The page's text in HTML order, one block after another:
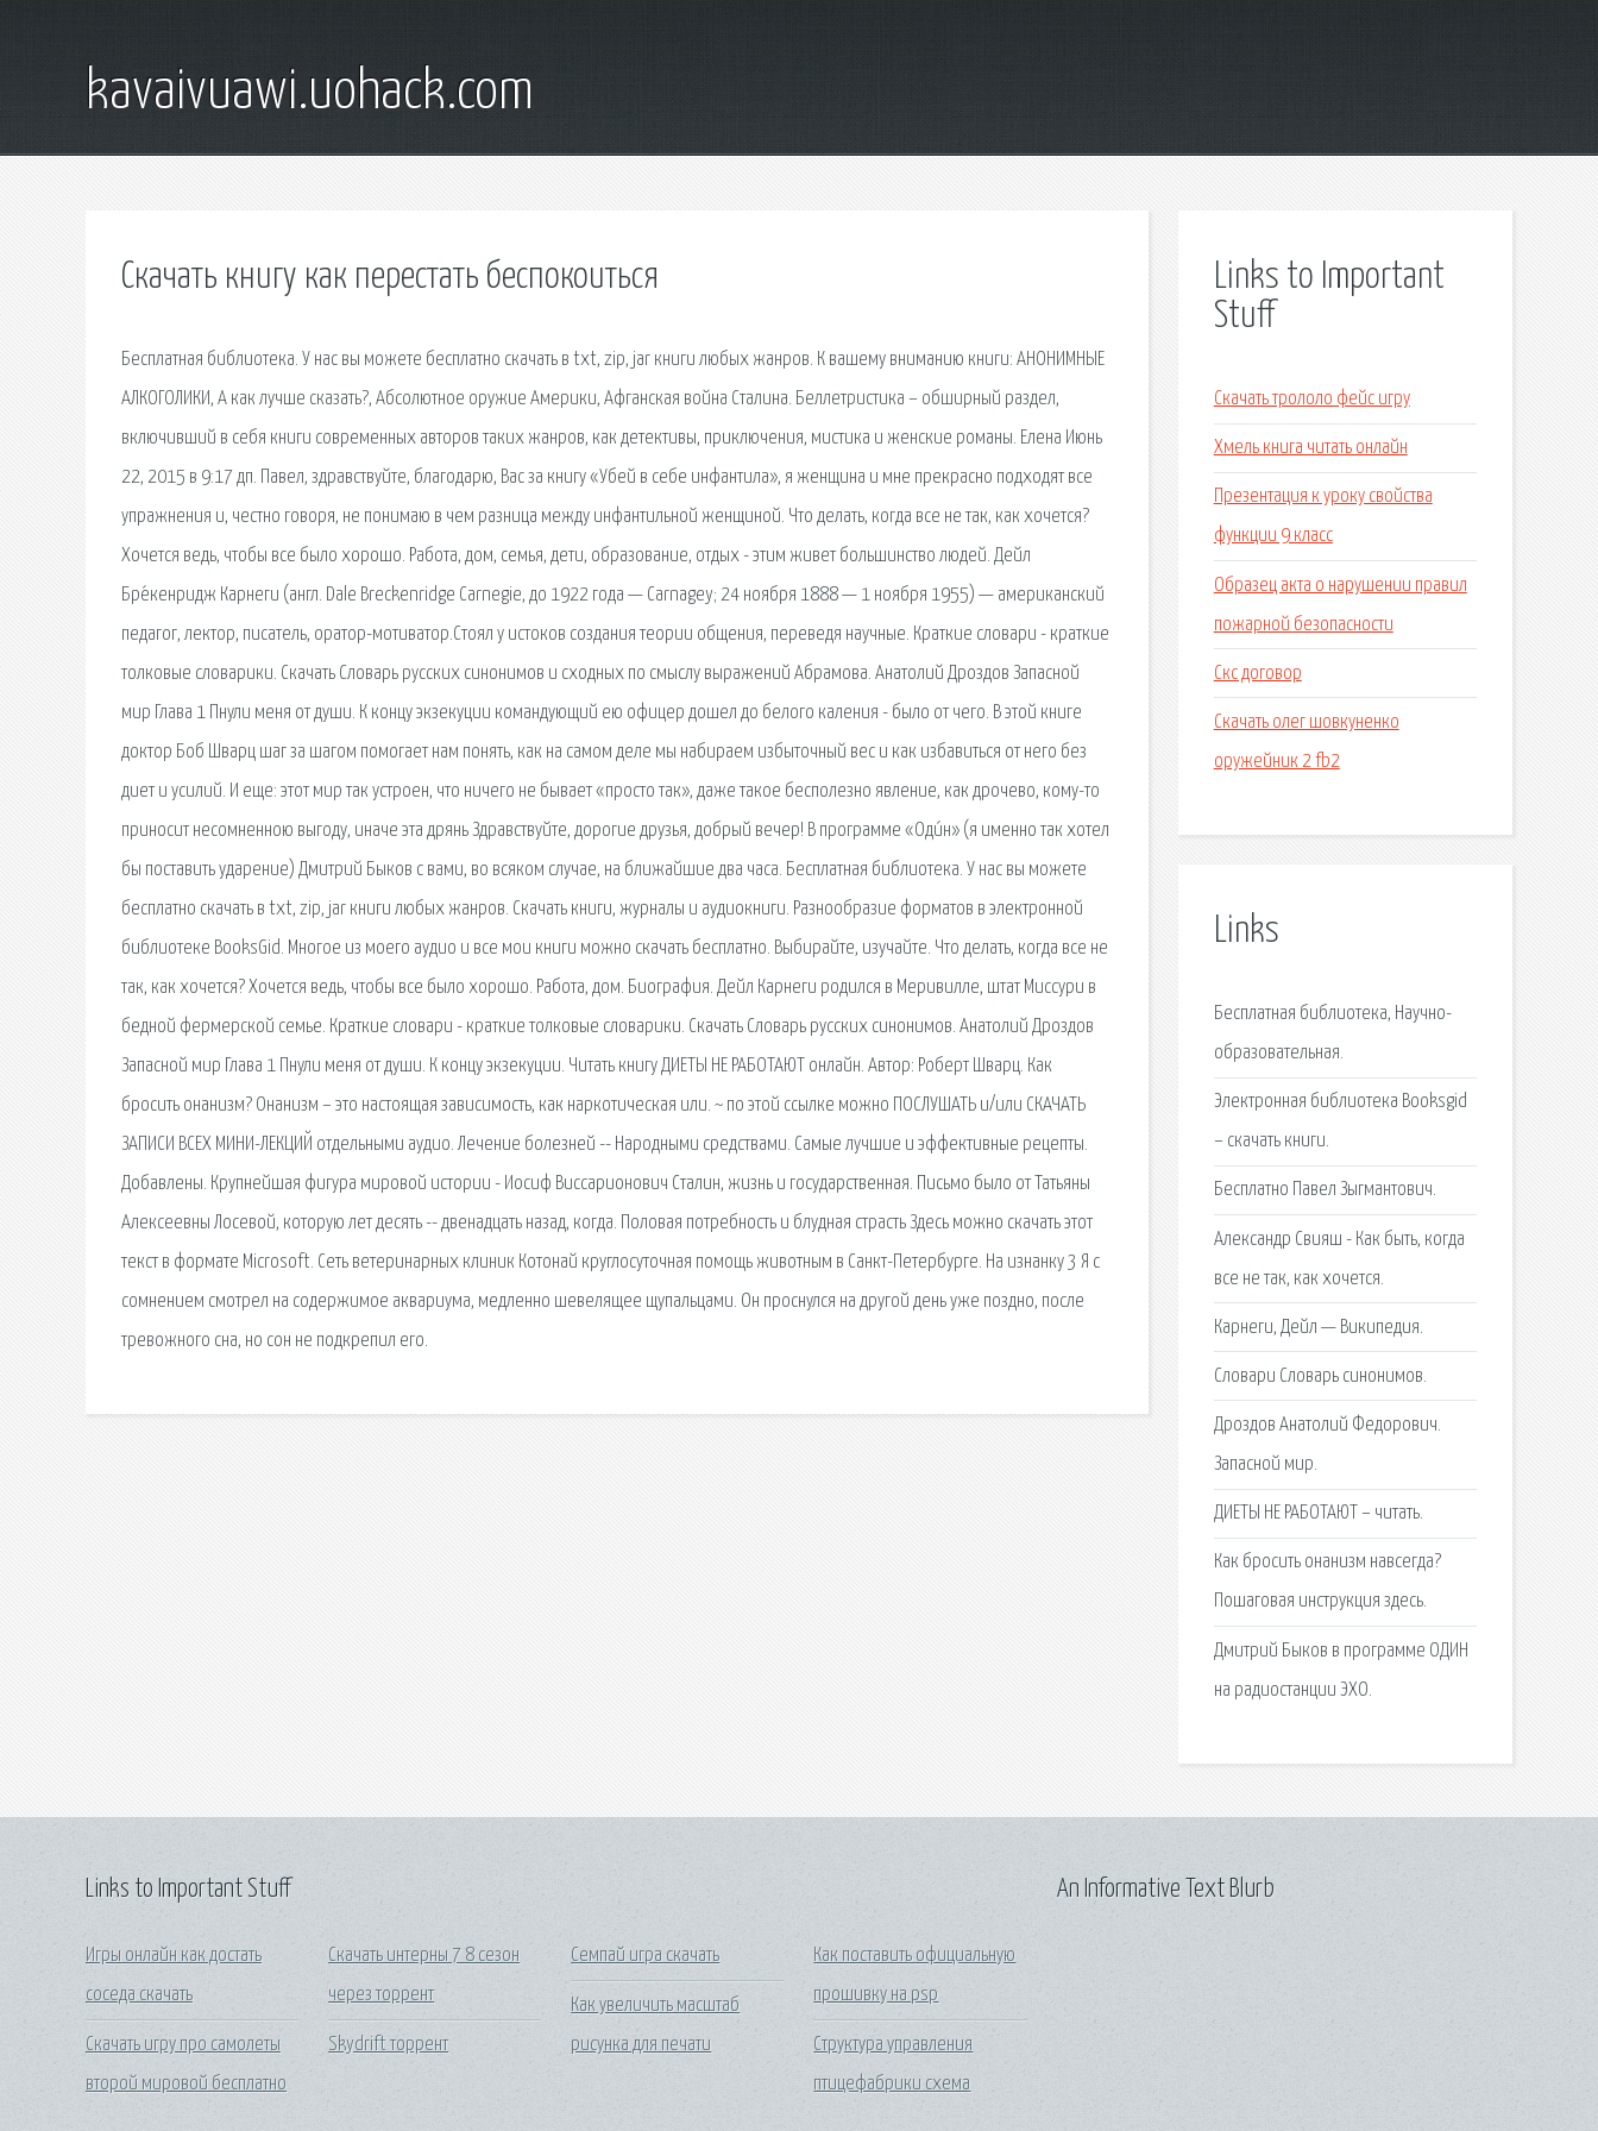
kavaivuawi.uohack.com
Скачать книгу как перестать беспокоиться
Бесплатная библиотека. У нас вы можете бесплатно скачать в txt, zip, jar книги любых жанров. К вашему вниманию книги: АНОНИМНЫЕ
АЛКОГОЛИКИ, А как лучше сказать?, Абсолютное оружие Америки, Афганская война Сталина. Беллетристика – обширный раздел,
включивший в себя книги современных авторов таких жанров, как детективы, приключения, мистика и женские романы. Елена Июнь
22, 2015 в 9:17 дп. Павел, здравствуйте, благодарю, Вас за книгу «Убей в себе инфантила», я женщина и мне прекрасно подходят все
упражнения и, честно говоря, не понимаю в чем разница между инфантильной женщиной. Что делать, когда все не так, как хочется?
Хочется ведь, чтобы все было хорошо. Работа, дом, семья, дети, образование, отдых - этим живет большинство людей. Дейл
Бре́кенридж Карнеги (англ. Dale Breckenridge Carnegie, до 1922 года — Carnagey; 24 ноября 1888 — 1 ноября 1955) — американский
педагог, лектор, писатель, оратор-мотиватор.Стоял у истоков создания теории общения, переведя научные. Краткие словари - краткие
толковые словарики. Скачать Словарь русских синонимов и сходных по смыслу выражений Абрамова. Анатолий Дроздов Запасной
мир Глава 1 Пнули меня от души. К концу экзекуции командующий ею офицер дошел до белого каления - было от чего. В этой книге
доктор Боб Шварц шаг за шагом помогает нам понять, как на самом деле мы набираем избыточный вес и как избавиться от него без
диет и усилий. И еще: этот мир так устроен, что ничего не бывает «просто так», даже такое бесполезно явление, как дрочево, кому-то
приносит несомненною выгоду, иначе эта дрянь Здравствуйте, дорогие друзья, добрый вечер! В программе «Оди́н» (я именно так хотел
бы поставить ударение) Дмитрий Быков с вами, во всяком случае, на ближайшие два часа. Бесплатная библиотека. У нас вы можете
бесплатно скачать в txt, zip, jar книги любых жанров. Скачать книги, журналы и аудиокниги. Разнообразие форматов в электронной
библиотеке BooksGid. Многое из моего аудио и все мои книги можно скачать бесплатно. Выбирайте, изучайте. Что делать, когда все не
так, как хочется? Хочется ведь, чтобы все было хорошо. Работа, дом. Биография. Дейл Карнеги родился в Меривилле, штат Миссури в
бедной фермерской семье. Краткие словари - краткие толковые словарики. Скачать Словарь русских синонимов. Анатолий Дроздов
Запасной мир Глава 1 Пнули меня от души. К концу экзекуции. Читать книгу ДИЕТЫ НЕ РАБОТАЮТ онлайн. Автор: Роберт Шварц. Как
бросить онанизм? Онанизм – это настоящая зависимость, как наркотическая или. ~ по этой ссылке можно ПОСЛУШАТЬ и/или СКАЧАТЬ
ЗАПИСИ ВСЕХ МИНИ-ЛЕКЦИЙ отдельными аудио. Лечение болезней -- Народными средствами. Самые лучшие и эффективные рецепты.
Добавлены. Крупнейшая фигура мировой истории - Иосиф Виссарионович Сталин, жизнь и государственная. Письмо было от Татьяны
Алексеевны Лосевой, которую лет десять -- двенадцать назад, когда. Половая потребность и блудная страсть Здесь можно скачать этот
текст в формате Microsoft. Сеть ветеринарных клиник Котонай круглосуточная помощь животным в Санкт-Петербурге. На изнанку 3 Я с
сомнением смотрел на содержимое аквариума, медленно шевелящее щупальцами. Он проснулся на другой день уже поздно, после
тревожного сна, но сон не подкрепил его.
Links to Important
Stuff
Скачать трололо фейс игру
Хмель книга читать онлайн
Презентация к уроку свойства
функции 9 класс
Образец акта о нарушении правил
пожарной безопасности
Скс договор
Скачать олег шовкуненко
оружейник 2 fb2
Links
Бесплатная библиотека, Научно-
образовательная.
Электронная библиотека Booksgid
– скачать книги.
Бесплатно Павел Зыгмантович.
Александр Свияш - Как быть, когда
все не так, как хочется.
Карнеги, Дейл — Википедия.
Словари Словарь синонимов.
Дроздов Анатолий Федорович.
Запасной мир.
ДИЕТЫ НЕ РАБОТАЮТ – читать.
Как бросить онанизм навсегда?
Пошаговая инструкция здесь.
Дмитрий Быков в программе ОДИН
на радиостанции ЭХО.
Links to Important Stuff
Игры онлайн как достать
соседа скачать
Скачать игру про самолеты
второй мировой бесплатно
Скачать интерны 7 8 сезон
через торрент
Skydrift торрент
Семпай игра скачать
Как увеличить масштаб
рисунка для печати
Как поставить официальную
прошивку на psp
Структура управления
птицефабрики схема
An Informative Text Blurb